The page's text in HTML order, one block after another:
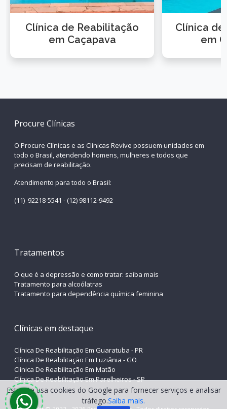
Clínica de Reabilitação
em Caçapava
Clínica
em
Procure Clínicas
O Procure Clínicas e as Clínicas Revive possuem unidades em
todo o Brasil, atendendo homens, mulheres e todos que
precisam de reabilitação.
Atendimento para todo o Brasil:
(11) 92218-5541 - (12) 98112-9492
Tratamentos
O que é a depressão e como tratar: saiba mais
Tratamento para alcoólatras
Tratamento para dependência química feminina
Clínicas em destaque
Clínica De Reabilitação Em Guaratuba - PR
Clínica De Reabilitação Em Luziânia - GO
Clínica De Reabilitação Em Matão
Clínica De Reabilitação Em Parelheiros - SP